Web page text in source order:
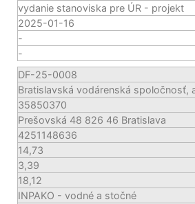
vydanie stanoviska pre ÚR - projekt
2025-01-16
-
-
DF-25-0008
Bratislavská vodárenská spoločnosť,
35850370
Prešovská 48 826 46 Bratislava
4251148636
14,73
3,39
18,12
INPAKO - vodné a stočné